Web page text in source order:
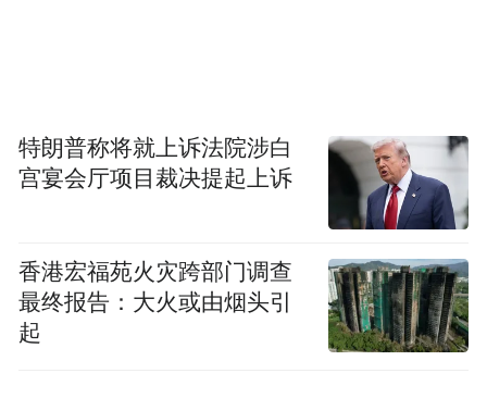
雷军再次提到，小米测试投入了653辆车，道
路实测650（万）公里，“其中我自己全程开
了两趟，从北京到上海。我们对这辆车的质
量、安全下了很大的功夫，在辅助驾驶这一
块，我们全套的高阶辅助驾驶硬件全部标配
而且在端到端的系统， 1, 000万 clips的版本
特朗普称将就上诉法院涉白
宫宴会厅项目裁决提起上诉
香港宏福苑火灾跨部门调查
最终报告：大火或由烟头引
起